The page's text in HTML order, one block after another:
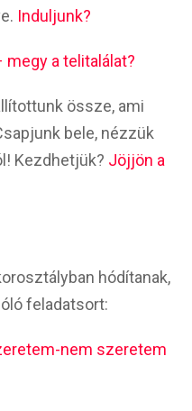
Induljunk?
megy a telitalálat?
össze, ami
bele, nézzük
Kezdhetjük? Jöjjön a
hódítanak,
feladatsort:
nem szeretem